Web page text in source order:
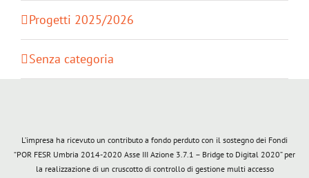
Progetti 2025/2026
Senza categoria
L’impresa ha ricevuto un contributo a fondo perduto con il sostegno dei Fondi
“POR FESR Umbria 2014-2020 Asse III Azione 3.7.1 – Bridge to Digital 2020” per
la realizzazione di un cruscotto di controllo di gestione multi accesso